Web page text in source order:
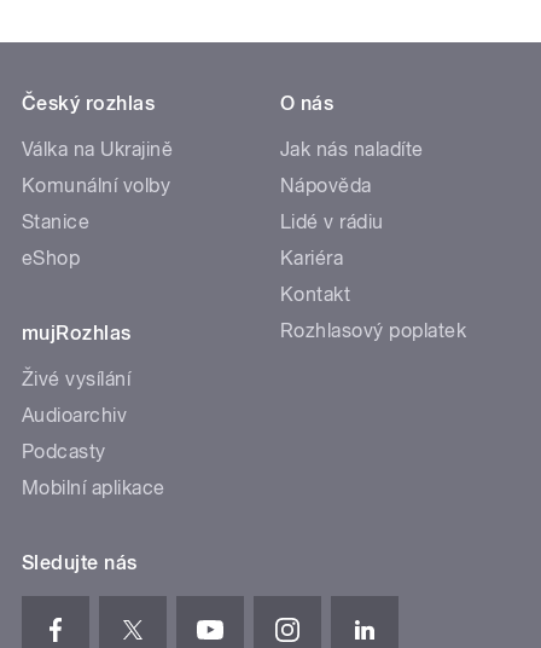
Český rozhlas
Válka na Ukrajině
Komunální volby
Stanice
eShop
mujRozhlas
Živé vysílání
Audioarchiv
Podcasty
Mobilní aplikace
O nás
Jak nás naladíte
Nápověda
Lidé v rádiu
Kariéra
Kontakt
Rozhlasový poplatek
Sledujte nás